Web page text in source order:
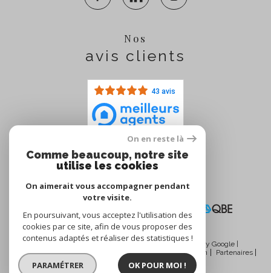
Nos
avis clients
43 avis
Nous
adhérons
© 2026 | Tous droits réservés | Traduction powered by Google |
Nos honoraires
Plan du site Mentions légales Admin
Partenaires
Politique RGPD
Cookies
On en reste là
Comme beaucoup, notre site
utilise les cookies
On aimerait vous accompagner pendant
votre visite.
En poursuivant, vous acceptez l'utilisation des
cookies par ce site, afin de vous proposer des
contenus adaptés et réaliser des statistiques !
PARAMÉTRER OK POUR MOI !